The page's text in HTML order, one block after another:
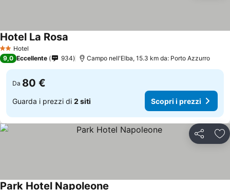
2 StelleHotel
Hotel La Rosa
9,0 Eccellente 934 Campo nell'Elba, 15.3 km da: Porto Azzurro
Da 80 €
Guarda i prezzi di 2 siti Scopri i prezzi
Condividi
Park Hotel Napoleone